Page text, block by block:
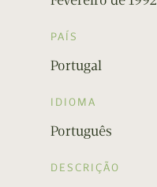
PAÍS
Portugal
IDIOMA
Português
DESCRIÇÃO